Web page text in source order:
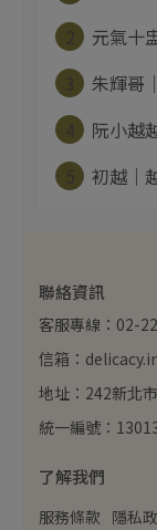
元氣十
朱輝哥
阮小越
初越｜
聯絡資訊
客服專線：02-
信箱：
地址：242新北
統一編號：
了解我們
服務條款 隱私